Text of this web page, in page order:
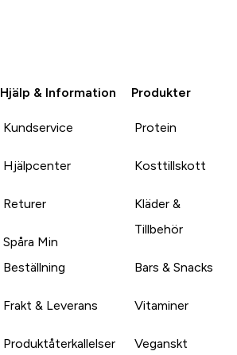
Hjälp & Information
Kundservice
Hjälpcenter
Returer
Spåra Min
Beställning
Frakt & Leverans
Produktåterkallelser
Produkter
Protein
Kosttillskott
Kläder &
Tillbehör
Bars & Snacks
Vitaminer
Veganskt